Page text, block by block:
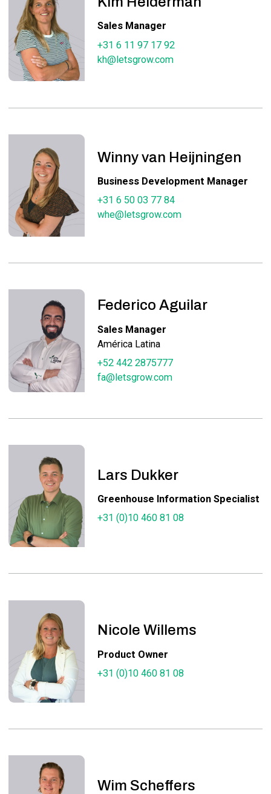
Sales Manager
+31 6 11 97 17 92
kh@letsgrow.com
Winny van Heijningen
Business Development Manager
+31 6 50 03 77 84
whe@letsgrow.com
Federico Aguilar
Sales Manager
América Latina
+52 442 2875777
fa@letsgrow.com
Lars Dukker
Greenhouse Information Specialist
+31 (0)10 460 81 08
Nicole Willems
Product Owner
+31 (0)10 460 81 08
Wim Scheffers